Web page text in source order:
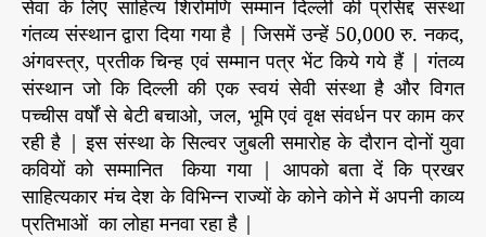
o
r
र
च
के
क
वि
सं
दी
सेवा के लिए साहित्य शिरोमणि सम्मान दिल्ली की प्रसिद्द संस्था
गंतव्य संस्थान द्वारा दिया गया है | जिसमें उन्हें 50,000 रु. नकद,
अंगवस्त्र, प्रतीक चिन्ह एवं सम्मान पत्र भेंट किये गये हैं | गंतव्य
संस्थान जो कि दिल्ली की एक स्वयं सेवी संस्था है और विगत
पच्चीस वर्षों से बेटी बचाओ, जल, भूमि एवं वृक्ष संवर्धन पर काम कर
रही है | इस संस्था के सिल्वर जुबली समारोह के दौरान दोनों युवा
कवियों को सम्मानित किया गया | आपको बता दें कि प्रखर
साहित्यकार मंच देश के विभिन्न राज्यों के कोने कोने में अपनी काव्य
प्रतिभाओं का लोहा मनवा रहा है |